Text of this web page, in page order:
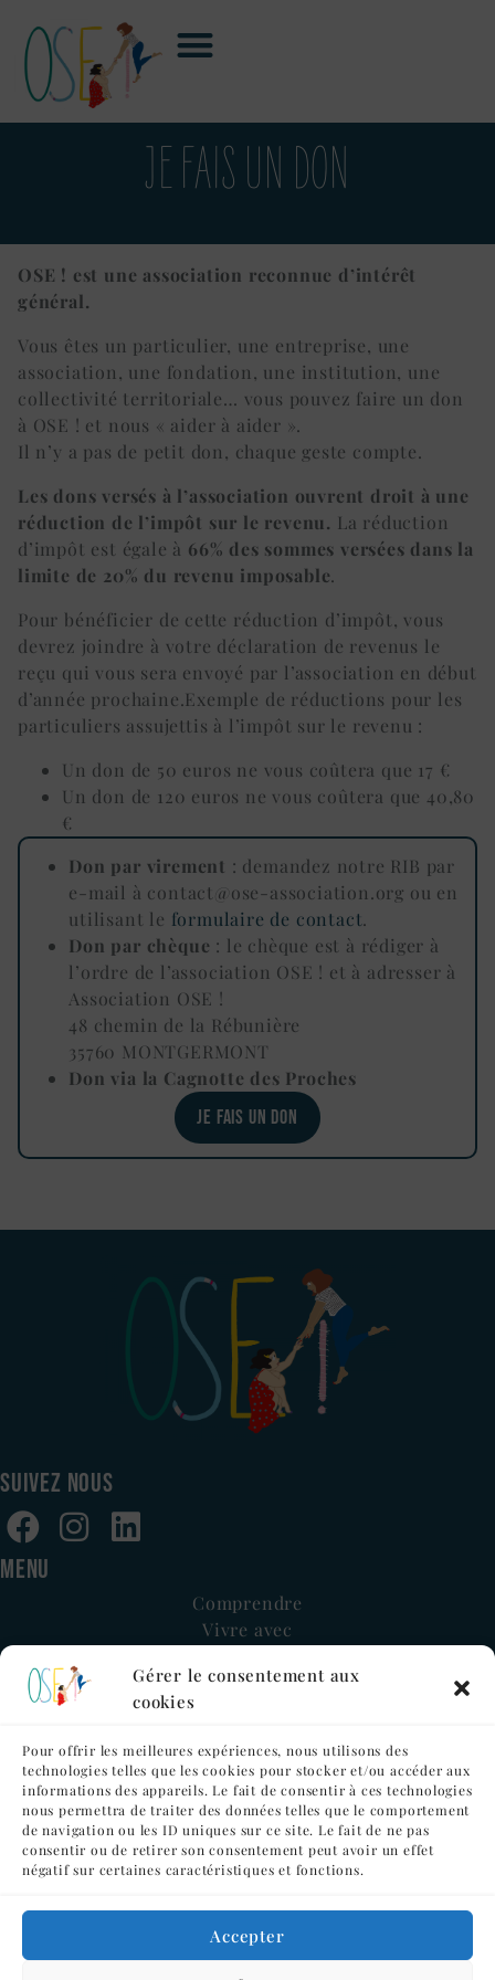
Gérer le consentement aux
cookies
Pour offrir les meilleures expériences, nous utilisons des
technologies telles que les cookies pour stocker et/ou accéder aux
informations des appareils. Le fait de consentir à ces technologies
nous permettra de traiter des données telles que le comportement
de navigation ou les ID uniques sur ce site. Le fait de ne pas
consentir ou de retirer son consentement peut avoir un effet
négatif sur certaines caractéristiques et fonctions.
Accepter
JE FAIS UN DON
OSE ! est une association reconnue d’intérêt
général.
Vous êtes un particulier, une entreprise, une
association, une fondation, une institution, une
collectivité territoriale… vous pouvez faire un don
à OSE ! et nous « aider à aider ».
Il n’y a pas de petit don, chaque geste compte.
Les dons versés à l’association ouvrent droit à une
réduction de l’impôt sur le revenu. La réduction
d’impôt est égale à 66% des sommes versées dans la
limite de 20% du revenu imposable.
Pour bénéficier de cette réduction d’impôt, vous
devrez joindre à votre déclaration de revenus le
reçu qui vous sera envoyé par l’association en début
d’année prochaine.Exemple de réductions pour les
particuliers assujettis à l’impôt sur le revenu :
Un don de 50 euros ne vous coûtera que 17 €
Un don de 120 euros ne vous coûtera que 40,80
€
Don par virement : demandez notre RIB par
e-mail à contact@ose-association.org ou en
utilisant le formulaire de contact.
Don par chèque : le chèque est à rédiger à
l’ordre de l’association OSE ! et à adresser à
Association OSE !
48 chemin de la Rébunière
35760 MONTGERMONT
Don via la Cagnotte des Proches
JE FAIS UN DON
SUIVEZ NOUS
MENU
Comprendre
Vivre avec
Notre association
Nos soutiens
CONTACT
Newsletter
Nous contacter
POLITIQUE ET MENTIONS
Mentions légales